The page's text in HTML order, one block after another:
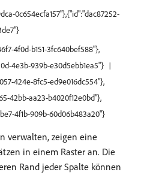
0c654ecfa157"},{"id":"dac87252-
4f0d-b151-3fc640bef588"},
4e3b-939b-e30d5ebb1ea5"}
424e-8fc5-ed9e016dc554"},
42bb-aa23-b4020f12e0bd"},
4f1b-909b-60d06b483a20"}
verwalten, zeigen eine
in einem Raster an. Die
Rand jeder Spalte können